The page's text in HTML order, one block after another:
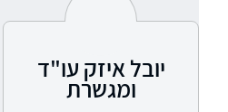
יובל איזק עו"ד
ומגשרת